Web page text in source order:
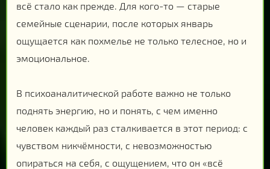
всё стало как прежде. Для кого-то — старые
семейные сценарии, после которых январь
ощущается как похмелье не только телесное, но и
эмоциональное.
В психоаналитической работе важно не только
поднять энергию, но и понять, с чем именно
человек каждый раз сталкивается в этот период: с
чувством никчёмности, с невозможностью
опираться на себя, с ощущением, что он «всё